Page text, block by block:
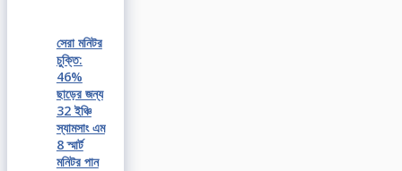
সেরা মনিটর
চুক্তি:
46%
ছাড়ের জন্য
32 ইঞ্চি
স্যামসাং এম
8 স্মার্ট
মনিটর পান